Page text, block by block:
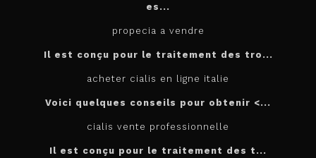
es...
propecia a vendre
Il est conçu pour le traitement des tro...
acheter cialis en ligne italie
Voici quelques conseils pour obtenir <...
cialis vente professionnelle
Il est conçu pour le traitement des t...